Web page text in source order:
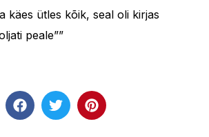
käes ütles kõik, seal oli kirjas
peale””